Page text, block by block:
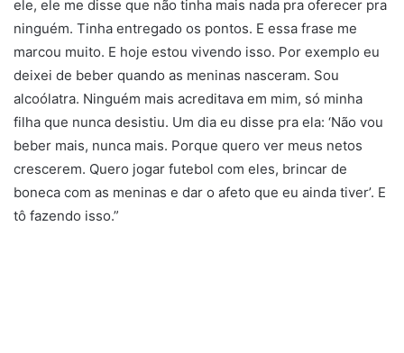
ele, ele me disse que não tinha mais nada pra oferecer pra
ninguém. Tinha entregado os pontos. E essa frase me
marcou muito. E hoje estou vivendo isso. Por exemplo eu
deixei de beber quando as meninas nasceram. Sou
alcoólatra. Ninguém mais acreditava em mim, só minha
filha que nunca desistiu. Um dia eu disse pra ela: ‘Não vou
beber mais, nunca mais. Porque quero ver meus netos
crescerem. Quero jogar futebol com eles, brincar de
boneca com as meninas e dar o afeto que eu ainda tiver’. E
tô fazendo isso.”